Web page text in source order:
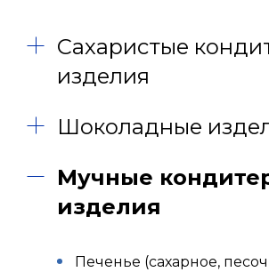
Сахаристые
изделия
Шоколадные
Мучные
изделия
Печенье (сахарное,